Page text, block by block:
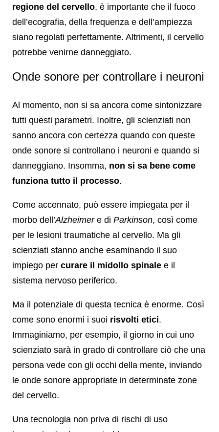
regione del cervello, è importante che il fuoco
dell’ecografia, della frequenza e dell’ampiezza
siano regolati perfettamente. Altrimenti, il cervello
potrebbe venirne danneggiato.
Onde sonore per controllare i neuroni
Al momento, non si sa ancora come sintonizzare
tutti questi parametri. Inoltre, gli scienziati non
sanno ancora con certezza quando con queste
onde sonore si controllano i neuroni e quando si
danneggiano. Insomma, non si sa bene come
funziona tutto il processo.
Come accennato, può essere impiegata per il
morbo dell’Alzheimere di Parkinson, così come
per le lesioni traumatiche al cervello. Ma gli
scienziati stanno anche esaminando il suo
impiego per curare il midollo spinale e il
sistema nervoso periferico.
Ma il potenziale di questa tecnica è enorme. Così
come sono enormi i suoi risvolti etici.
Immaginiamo, per esempio, il giorno in cui uno
scienziato sarà in grado di controllare ciò che una
persona vede con gli occhi della mente, inviando
le onde sonore appropriate in determinate zone
del cervello.
Una tecnologia non priva di rischi di uso